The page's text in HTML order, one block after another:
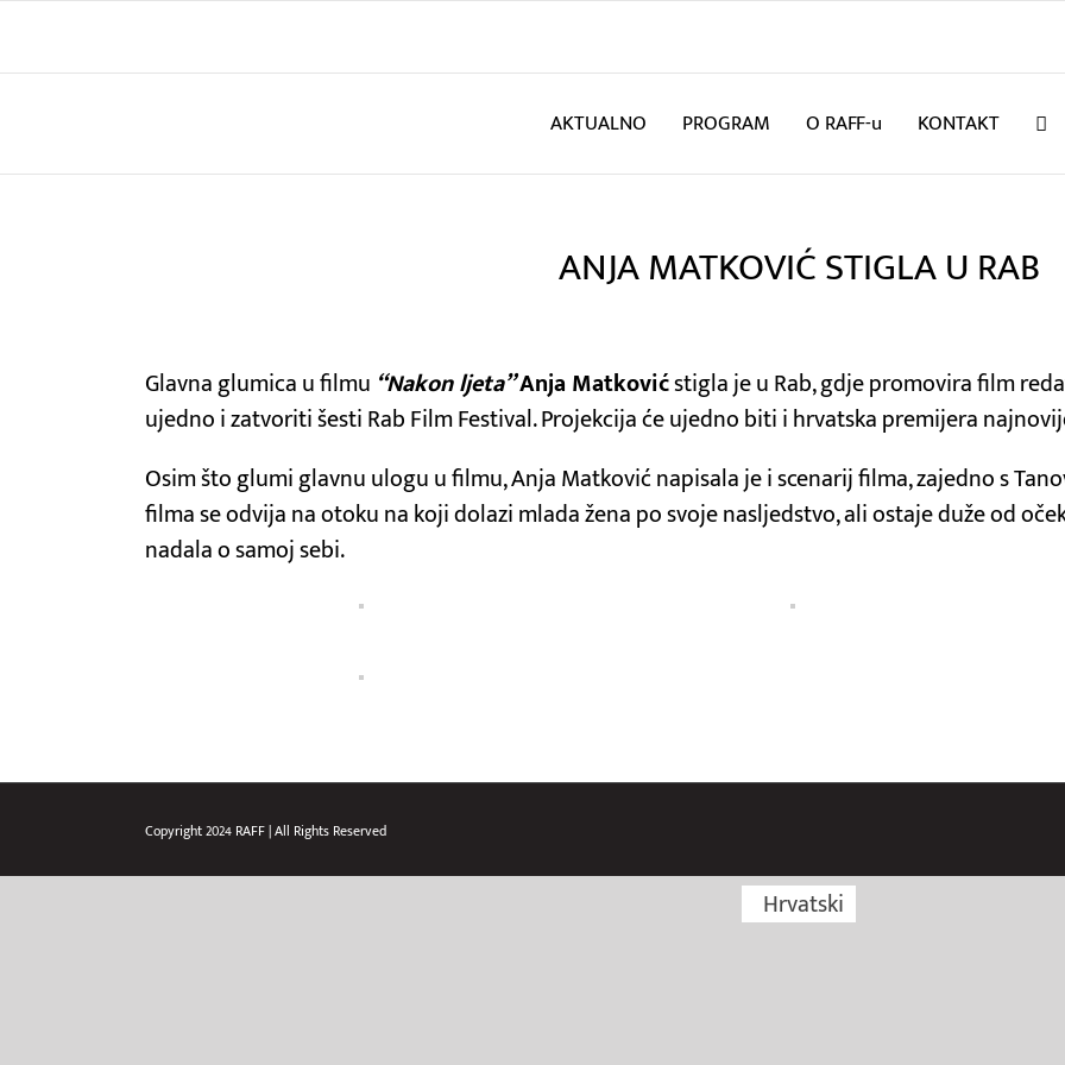
AKTUALNO PROGRAM O RAFF-u KONTAKT
ANJA MATKOVIĆ STIGLA U RAB
Larger
Image
Glavna glumica u filmu “Nakon ljeta”Anja Matkovićstigla je u Rab, gdje promovira film
ujedno i zatvoriti šesti Rab Film Festival. Projekcija će ujedno biti i hrvatska premijera
Osim što glumi glavnu ulogu u filmu, Anja Matković napisala je i scenarij filma, zajedno s
filma se odvija na otoku na koji dolazi mlada žena po svoje nasljedstvo, ali ostaje duže od
nadala o samoj sebi.
Copyright 2024 RAFF | All Rights Reserved
Hrvatski